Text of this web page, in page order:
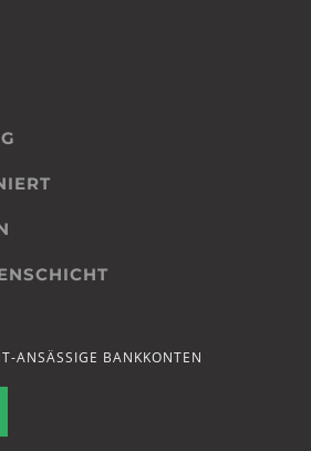
ANSÄSSIGE BANKKONTEN